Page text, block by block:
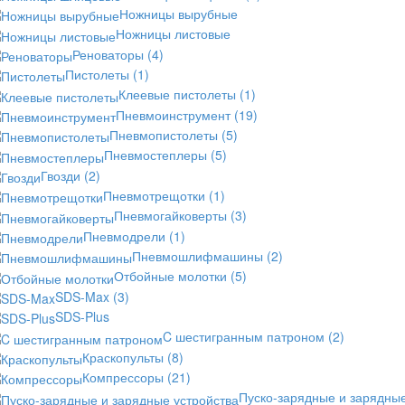
Ножницы вырубные
Ножницы листовые
Реноваторы (4)
Пистолеты (1)
Клеевые пистолеты (1)
Пневмоинструмент (19)
Пневмопистолеты (5)
Пневмостеплеры (5)
Гвозди (2)
Пневмотрещотки (1)
Пневмогайковерты (3)
Пневмодрели (1)
Пневмошлифмашины (2)
Отбойные молотки (5)
SDS-Max (3)
SDS-Plus
C шестигранным патроном (2)
Краскопульты (8)
Компрессоры (21)
Пуско-зарядные и